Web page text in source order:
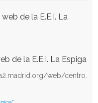
de la E.E.I. La Espiga
web/centro.